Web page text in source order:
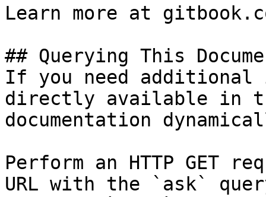
Learn more at
## Querying This
If you need
directly available in
documentation
Perform an HTTP GET
URL with the `ask`